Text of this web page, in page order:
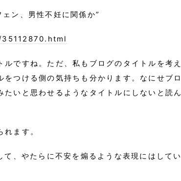
ェン、男性不妊に関係か”
ですね。ただ、私もブログのタイトルを考え
つける側の気持ちも分かります。なにせブロ
いと思わせるようなタイトルにしないと読ん
ます。
て、やたらに不安を煽るような表現にはしてい